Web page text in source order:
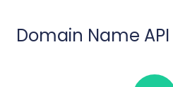
Domain Name API